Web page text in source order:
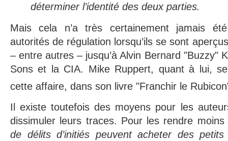
déterminer l’identité des deux parties.
Mais cela n’a très certainement jamais
autorités de régulation lorsqu’ils se sont
– entre autres – jusqu’à Alvin Bernard "Buzzy"
Sons et la CIA. Mike Ruppert, quant à lui,
cette affaire, dans son livre "Franchir le
Il existe toutefois des moyens pour les
dissimuler leurs traces. Pour les rendre
de délits d’initiés peuvent acheter des